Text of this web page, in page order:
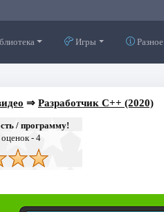
Игры Разное
⇒ Разработчик C++ (2020)
/ программу!
оценок -4